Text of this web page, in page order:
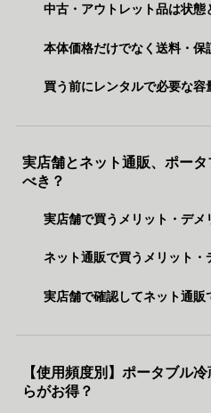
中古・アウトレット品は状態
本体価格だけでなく送料・
買う前にレンタルで必要な容
実店舗とネット通販、ポー
べき？
実店舗で買うメリット・デメ
ネット通販で買うメリット・
実店舗で確認してネット通
【使用頻度別】ポータブル
らがお得？